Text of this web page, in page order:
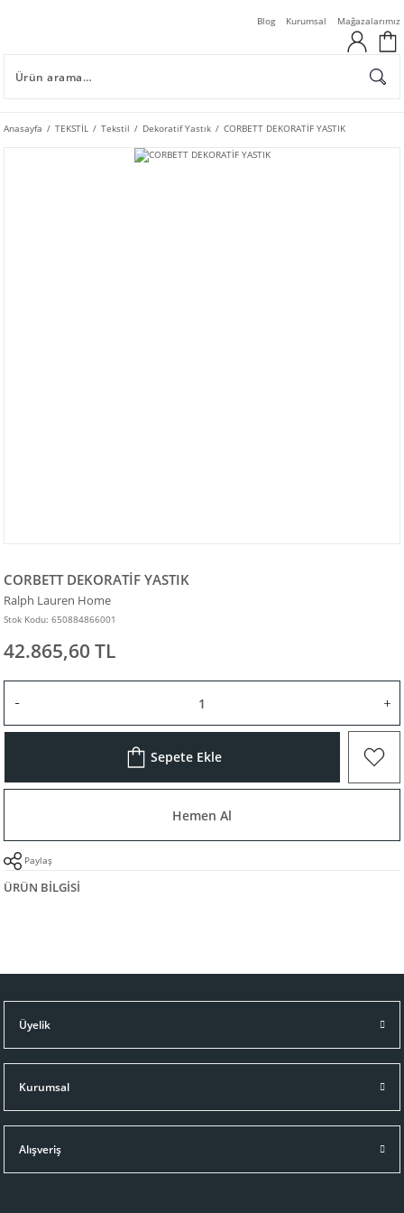
Blog Kurumsal Mağazalarımız
Anasayfa TEKSTİL Tekstil Dekoratif Yastık CORBETT DEKORATİF YASTIK
CORBETT DEKORATİF YASTIK
Ralph Lauren Home
Stok Kodu: 650884866001
42.865,60 TL
Sepete Ekle
Hemen Al
Paylaş
ÜRÜN BILGISI
Üyelik
Kurumsal
Alışveriş